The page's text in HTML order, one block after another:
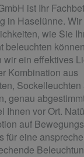
ist Ihr
in Haselünne.
wie Sie
beleuchten
wir ein effektives
Kombination aus
Sockelleuchten
genau
Ihnen vor Ort.
auf
für eine